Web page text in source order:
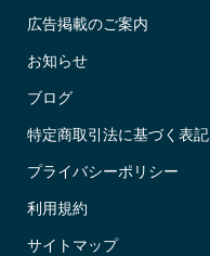
広告掲載のご案内
お知らせ
ブログ
特定商取引法に基づく表記
プライバシーポリシー
利用規約
サイトマップ